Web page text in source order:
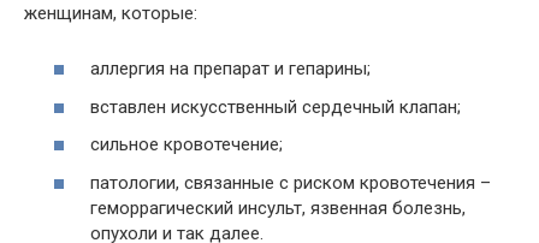
женщинам, которые:
аллергия на препарат и гепарины;
вставлен искусственный сердечный клапан;
сильное кровотечение;
патологии, связанные с риском кровотечения –
геморрагический инсульт, язвенная болезнь,
опухоли и так далее.